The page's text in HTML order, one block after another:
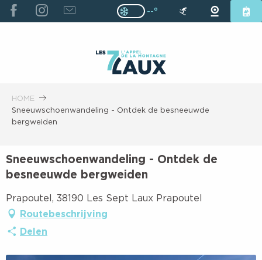
ALLER
AU
Page D’accueil Actuelle Hiver :
Page D’accueil Actuelle
--°
HOME
Sneeuwschoenwandeling - Ontdek de besneeuwde
bergweiden
Sneeuwschoenwandeling - Ontdek de
besneeuwde bergweiden
Prapoutel, 38190 Les Sept Laux Prapoutel
Routebeschrijving
Delen